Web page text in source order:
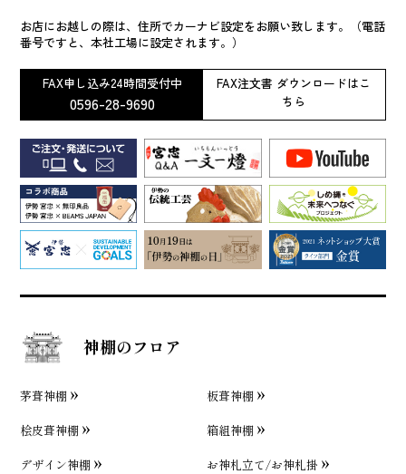
お店にお越しの際は、住所でカーナビ設定をお願い致します。（電話
番号ですと、本社工場に設定されます。）
FAX申し込み24時間受付中
0596-28-9690
FAX注文書 ダウンロードはこ
ちら
神棚のフロア
茅葺神棚
板葺神棚
桧皮葺神棚
箱組神棚
デザイン神棚
お神札立て/お神札掛